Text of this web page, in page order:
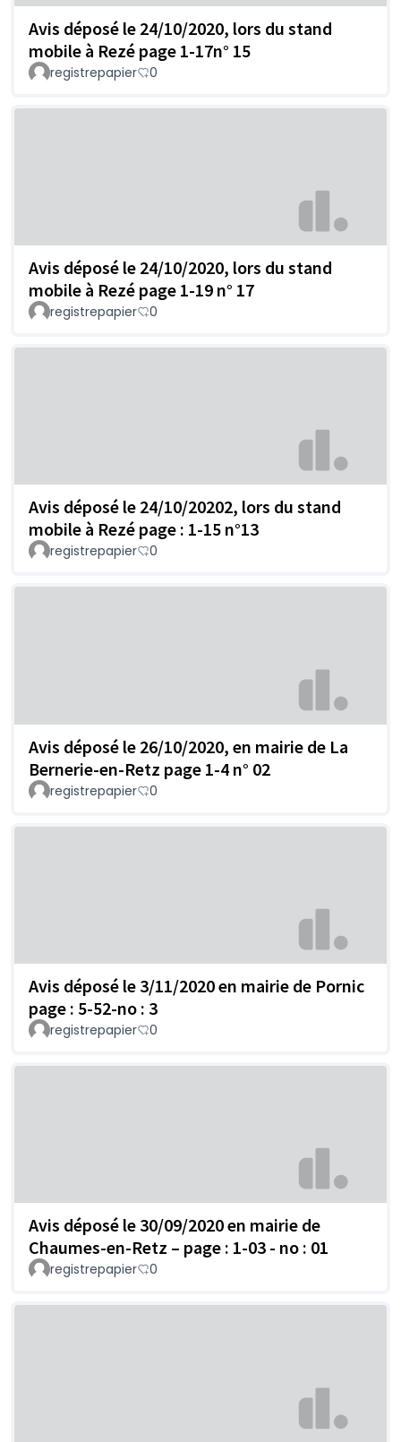
Avis déposé le 24/10/2020, lors du stand
mobile à Rezé page 1-17n° 15
registrepapier 0
Avis déposé le 24/10/2020, lors du stand
mobile à Rezé page 1-19 n° 17
registrepapier 0
Avis déposé le 24/10/20202, lors du stand
mobile à Rezé page : 1-15 n°13
registrepapier 0
Avis déposé le 26/10/2020, en mairie de La
Bernerie-en-Retz page 1-4 n° 02
registrepapier 0
Avis déposé le 3/11/2020 en mairie de Pornic
page : 5-52-no : 3
registrepapier 0
Avis déposé le 30/09/2020 en mairie de
Chaumes-en-Retz – page : 1-03 - no : 01
registrepapier 0